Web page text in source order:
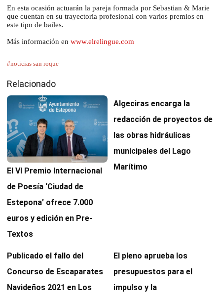
En esta ocasión actuarán la pareja formada por Sebastian & Marie
que cuentan en su trayectoria profesional con varios premios en
este tipo de bailes.
Más información en www.elrelingue.com
#noticias san roque
Relacionado
El VI Premio Internacional
de Poesía ‘Ciudad de
Estepona’ ofrece 7.000
euros y edición en Pre-
Textos
Algeciras encarga la
redacción de proyectos de
las obras hidráulicas
municipales del Lago
Marítimo
Publicado el fallo del
Concurso de Escaparates
Navideños 2021 en Los
El pleno aprueba los
presupuestos para el
impulso y la